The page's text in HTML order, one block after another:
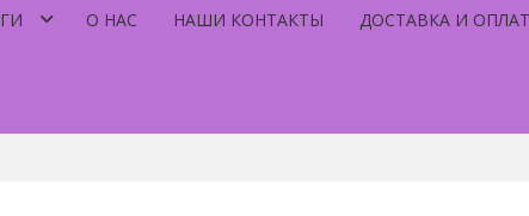
О НАС НАШИ КОНТАКТЫ ДОСТАВКА И